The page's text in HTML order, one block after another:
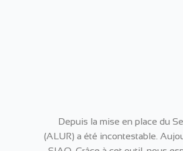
Depuis la mise en place du
(ALUR) a été incontestable.